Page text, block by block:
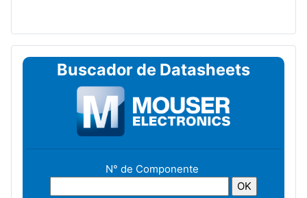
Buscador de Datasheets
N° de Componente